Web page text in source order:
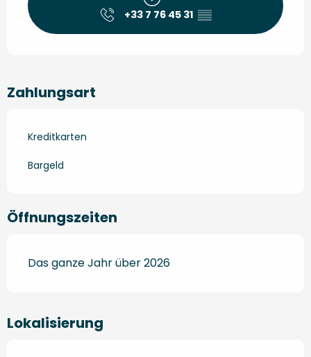
+33 7 76 45 31 ▒▒
Zahlungsart
Kreditkarten
Bargeld
Öffnungszeiten
Das ganze Jahr über 2026
Lokalisierung